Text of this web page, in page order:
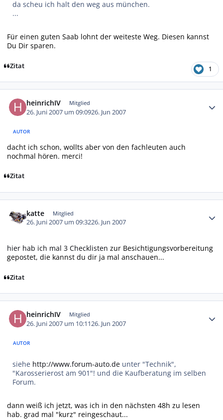
da scheu ich halt den weg aus münchen.
...
Für einen guten Saab lohnt der weiteste Weg. Diesen kannst
Du Dir sparen.
Zitat 1
heinrichIV Mitglied
26. Juni 2007 um 09:0926. Jun 2007
AUTOR
dacht ich schon, wollts aber von den fachleuten auch
nochmal hören. merci!
Zitat
katte Mitglied
26. Juni 2007 um 09:3226. Jun 2007
hier hab ich mal 3 Checklisten zur Besichtigungsvorbereitung
gepostet, die kannst du dir ja mal anschauen...
Zitat
heinrichIV Mitglied
26. Juni 2007 um 10:1126. Jun 2007
AUTOR
siehe http://www.forum-auto.de unter "Technik",
"Karosserierost am 901"! und die Kaufberatung im selben
Forum.
dann weiß ich jetzt, was ich in den nächsten 48h zu lesen
hab. grad mal "kurz" reingeschaut...